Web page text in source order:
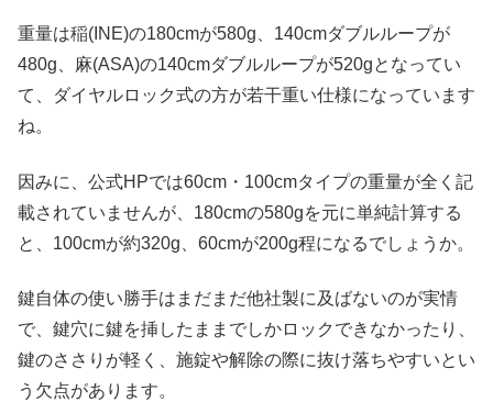
重量は稲(INE)の180cmが580g、140cmダブルループが
480g、麻(ASA)の140cmダブルループが520gとなってい
て、ダイヤルロック式の方が若干重い仕様になっています
ね。
因みに、公式HPでは60cm・100cmタイプの重量が全く記
載されていませんが、180cmの580gを元に単純計算する
と、100cmが約320g、60cmが200g程になるでしょうか。
鍵自体の使い勝手はまだまだ他社製に及ばないのが実情
で、鍵穴に鍵を挿したままでしかロックできなかったり、
鍵のささりが軽く、施錠や解除の際に抜け落ちやすいとい
う欠点があります。